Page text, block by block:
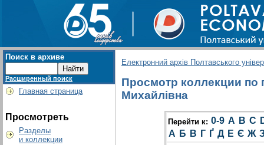
Поиск в архиве
Расширенный поиск
Главная страница
Просмотреть
Разделы
и коллекции
Електронний архів Полтавського
Просмотр коллекции по
Михайлівна
Перейти к: 0-9 A B C
А Б В Г Ґ Д Е Є Ж